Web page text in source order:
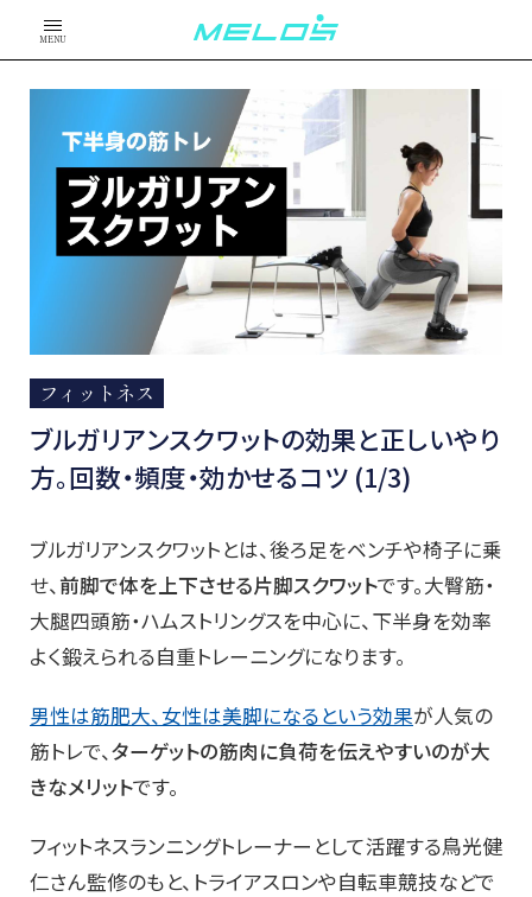
MENU
フィットネス
ブルガリアンスクワットの効果と正しいやり
方。回数・頻度・効かせるコツ (1/3)
ブルガリアンスクワットとは、後ろ足をベンチや椅子に乗
せ、前脚で体を上下させる片脚スクワットです。大臀筋・
大腿四頭筋・ハムストリングスを中心に、下半身を効率
よく鍛えられる自重トレーニングになります。
男性は筋肥大、女性は美脚になるという効果が人気の
筋トレで、ターゲットの筋肉に負荷を伝えやすいのが大
きなメリットです。
フィットネスランニングトレーナーとして活躍する鳥光健
仁さん監修のもと、トライアスロンや自転車競技などで